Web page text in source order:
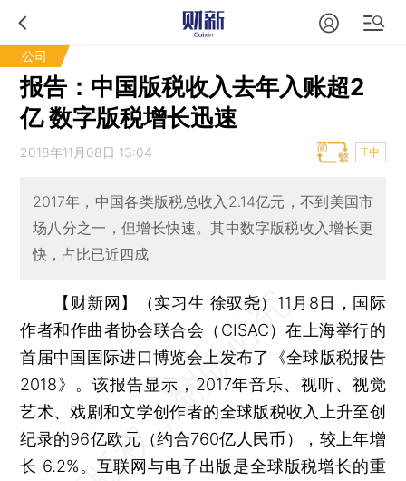
公司
报告：中国版税收入去年入账超2
亿 数字版税增长迅速
2018年11月08日 13:04 T中
2017年，中国各类版税总收入2.14亿元，不到美国市
场八分之一，但增长快速。其中数字版税收入增长更
快，占比已近四成
【财新网】（实习生 徐驭尧） 11月8日，国际
作者和作曲者协会联合会（CISAC）在上海举行的
首届中国国际进口博览会上发布了《全球版税报告
2018》。该报告显示，2017年音乐、视听、视觉
艺术、戏剧和文学创作者的全球版税收入上升至创
纪录的96亿欧元（约合760亿人民币），较上年增
长 6.2%。互联网与电子出版是全球版税增长的重